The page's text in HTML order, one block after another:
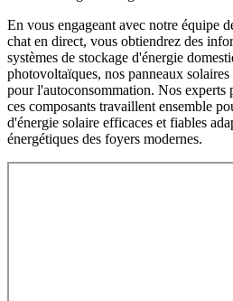
En vous engageant avec notre équipe
chat en direct, vous obtiendrez des
systèmes de stockage d'énergie
photovoltaïques, nos panneaux
pour l'autoconsommation. Nos experts
ces composants travaillent ensemble
d'énergie solaire efficaces et fiables
énergétiques des foyers modernes.